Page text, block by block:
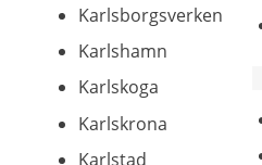
Karlsborgsverken
Karlshamn
Karlskoga
Karlskrona
Karlstad